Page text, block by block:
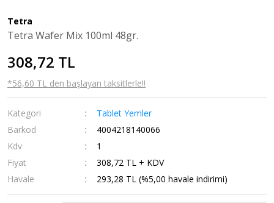
Tetra
Tetra Wafer Mix 100ml 48gr.
308,72 TL
*56,60 TL den başlayan taksitlerle!!
Kategori
Tablet Yemler
Barkod
4004218140066
Kdv
1
Fiyat
308,72 TL + KDV
Havale
293,28 TL (%5,00 havale indirimi)